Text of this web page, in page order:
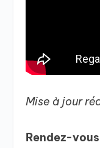
Mise à jour
Rendez-